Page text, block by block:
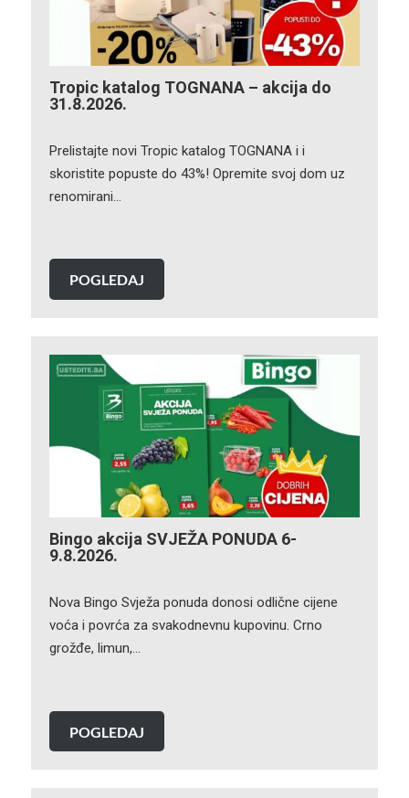
Tropic katalog TOGNANA – akcija do
31.8.2026.
Prelistajte novi Tropic katalog TOGNANA i i
skoristite popuste do 43%! Opremite svoj dom uz
renomirani…
POGLEDAJ
Bingo akcija SVJEŽA PONUDA 6-
9.8.2026.
Nova Bingo Svježa ponuda donosi odlične cijene
voća i povrća za svakodnevnu kupovinu. Crno
grožđe, limun,…
POGLEDAJ